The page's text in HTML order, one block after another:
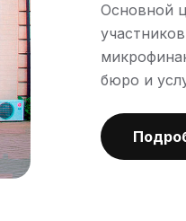
Основной
бюро и